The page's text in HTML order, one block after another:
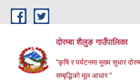
Skip to main content
दोरम्बा शैलुङ गाउँपालिका
"कृषि र पर्यटनमा मुख्य सुधार
सम्बृद्धिको मूल आधार "